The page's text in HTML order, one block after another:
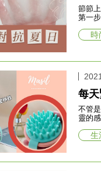
節節
時
每
不管
靈的
生